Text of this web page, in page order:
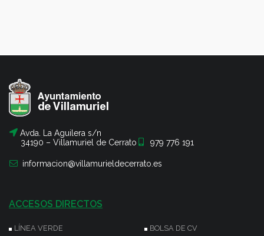
Avda. La Aguilera s/n
34190 – Villamuriel de Cerrato
979 776 191
informacion@villamurieldecerrato.es
ACCESOS DIRECTOS
LÍNEA VERDE BOLSA DE CV